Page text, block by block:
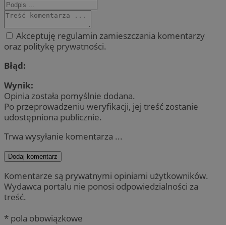
Akceptuję regulamin zamieszczania komentarzy
oraz politykę prywatności.
Błąd:
Wynik:
Opinia została pomyślnie dodana.
Po przeprowadzeniu weryfikacji, jej treść zostanie
udostępniona publicznie.
Trwa wysyłanie komentarza ...
Dodaj komentarz
Komentarze są prywatnymi opiniami użytkowników.
Wydawca portalu nie ponosi odpowiedzialności za
treść.
* pola obowiązkowe